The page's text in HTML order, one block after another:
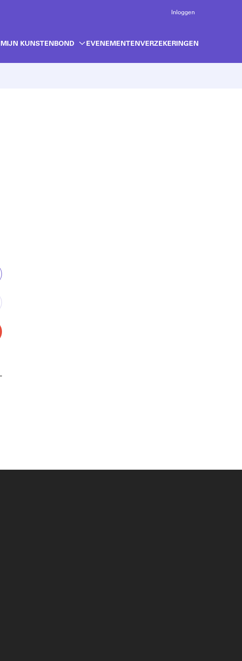
Inloggen
MIJN KUNSTENBOND EVENEMENTENVERZEKERINGEN